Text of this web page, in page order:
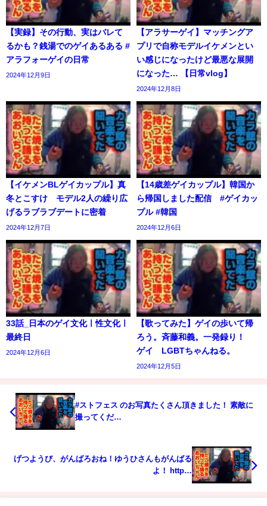
【実録】その行動、実はバレて
るかも？銭湯でのゲイあるある #
アラフォーゲイの日常
2024年12月9日
【アラサーゲイ】マッチングア
プリで自称モデルイケメンとい
い感じになったけど最悪な展開
になった… 【日常vlog】
2024年12月8日
【イケメンBLゲイカップル】真
冬とこすけ モデル2人の繰り広
げるラブラブデートに密着
2024年12月7日
【14歳差ゲイカップル】韓国か
ら帰国しました配信 #ゲイカッ
プル #韓国
2024年12月6日
33話_日本のゲイ文化ㅣ性文化ㅣ
最終日
2024年12月6日
【歌ってみた】ゲイの歩いて帰
ろう。斉藤和義。一発録り！
ゲイ LGBTちゃんねる。
2024年12月5日
#ストフェス のお写真たくさん頂きました！ 素敵に
撮ってくだ…
げつようび、がんばろおね！ゆうひさんもがんばる
よ！ http…